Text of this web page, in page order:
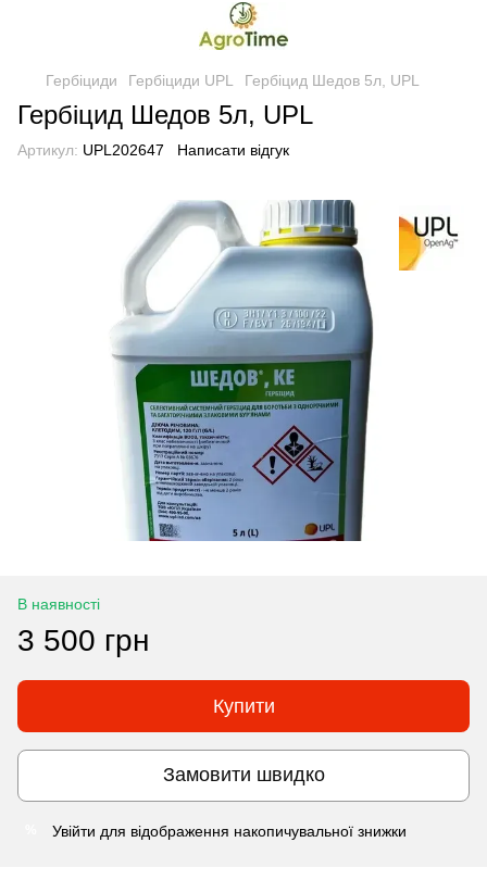
Гербіциди Гербіциди UPL Гербіцид Шедов 5л, UPL
Гербіцид Шедов 5л, UPL
Артикул: UPL202647 Написати відгук
В наявності
3 500 грн
Купити
Замовити швидко
Увійти для відображення накопичувальної знижки